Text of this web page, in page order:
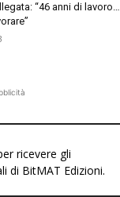
“46 anni di lavoro…
ricevere gli
di BitMAT Edizioni.